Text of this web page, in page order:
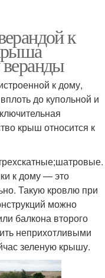
к
к дому,
до купольной и
крыш относится к
к дому — это
Такую кровлю при
можно
балкона второго
неприхотливыми
зеленую крышу.